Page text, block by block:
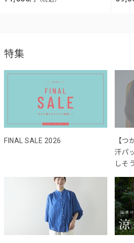
特集
FINAL SALE 2026
【つ
汗パ
しそう